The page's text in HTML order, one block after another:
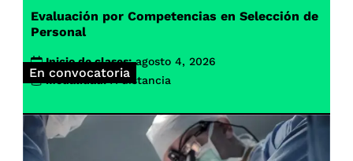
En convocatoria
Evaluación por Competencias en Selección de
Personal
Inicio de clases: agosto 4, 2026
Modalidad: A distancia